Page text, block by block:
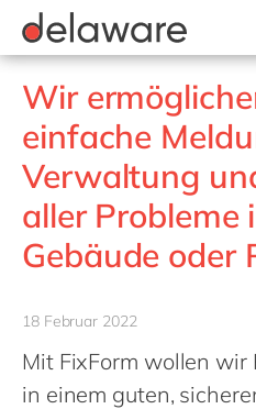
Belgium
Brazil
China
France
Germany
Hungary
Sicherheitsdruck
FAST Mill Products Solution
OpenText
Wir
einfache
Verwaltung
aller Probleme
Gebäude oder
18 Februar 2022
Mit FixForm wollen wir
in einem guten,